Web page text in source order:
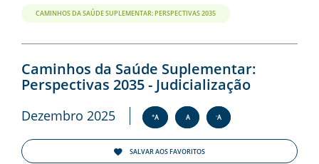
CAMINHOS DA SAÚDE SUPLEMENTAR: PERSPECTIVAS 2035
Caminhos da Saúde Suplementar:
Perspectivas 2035 - Judicialização
Dezembro 2025 +A A -A
SALVAR AOS FAVORITOS